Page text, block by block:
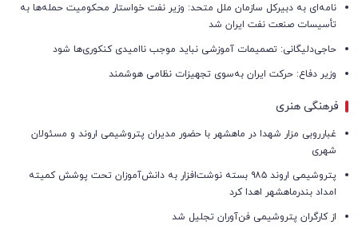
نامه‌ای به دبیرکل سازمان ملل متحد: وزیر نفت خواستار محکومیت حمله‌ها به
تأسیسات صنعت نفت ایران شد
حاجی‌دلیگانی: تصمیمات آموزشی نباید موجب ناامیدی کنکوری‌ها شود
وزیر دفاع: حرکت ایران به‌سوی تجهیزات نظامی هوشمند
فرهنگی هنری
غبارروبی مزار شهدا در ماهشهر با حضور مدیران پتروشیمی اروند و مسئولان
شهری
پتروشیمی اروند ۹۸۵ بسته نوشت‌افزار به دانش‌آموزان تحت پوشش کمیته
امداد بندرماهشهر اهدا کرد
از کارگران پتروشیمی فن‌آوران تجلیل شد